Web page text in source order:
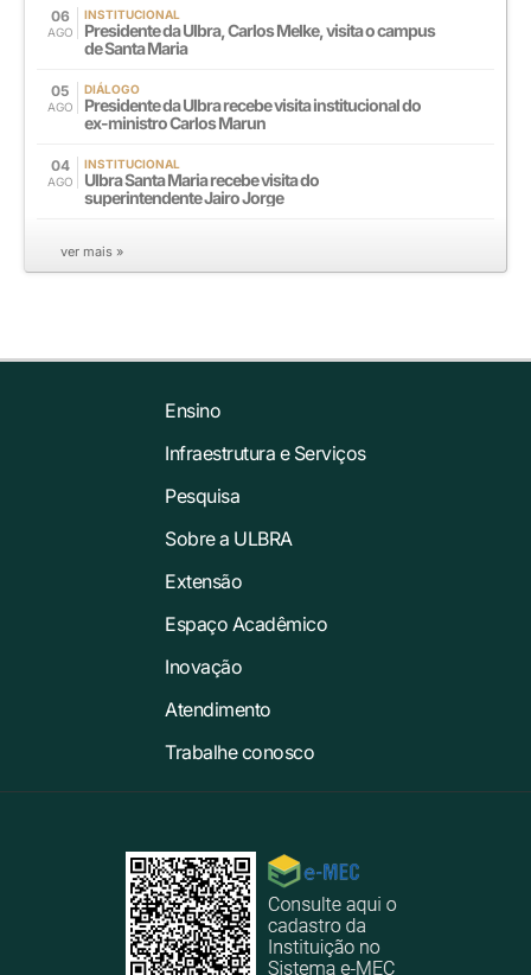
06
AGO
INSTITUCIONAL
Presidente da Ulbra, Carlos Melke, visita o campus
de Santa Maria
05
AGO
DIÁLOGO
Presidente da Ulbra recebe visita institucional do
ex-ministro Carlos Marun
04
AGO
INSTITUCIONAL
Ulbra Santa Maria recebe visita do
superintendente Jairo Jorge
ver mais »
Ensino
Infraestrutura e Serviços
Pesquisa
Sobre a ULBRA
Extensão
Espaço Acadêmico
Inovação
Atendimento
Trabalhe conosco